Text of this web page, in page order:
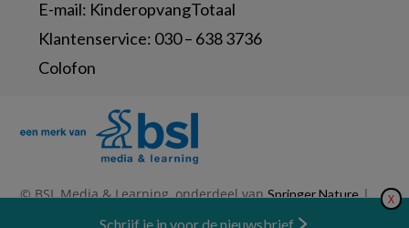
E-mail: KinderopvangTotaal
Klantenservice: 030 – 638 3736
Colofon
© BSL Media & Learning, onderdeel vanSpringer Nature| X
Schrijf je in voor de nieuwsbrief
Nieuwsbrief Abonneren